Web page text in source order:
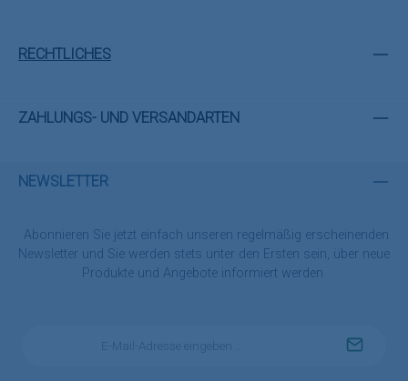
RECHTLICHES
ZAHLUNGS- UND VERSANDARTEN
NEWSLETTER
Abonnieren Sie jetzt einfach unseren regelmäßig erscheinenden
Newsletter und Sie werden stets unter den Ersten sein, über neue
Produkte und Angebote informiert werden.